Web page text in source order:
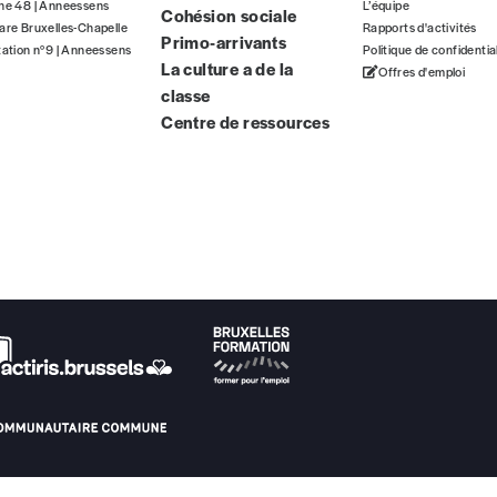
commandez au numéro.
papier ou numérique.
IBAN BE34 0010 7305 2190
moment, même après avoir reçu plusieurs numéros. Ce
Par numéro
48 | Anneessens
Bruxelles-Chapelle
n°9 | Anneessens
Cohésion sociale
Primo-arrivants
La culture a de la
classe
Centre de ressources
L’équipe
Rapports d'activités
Politique de
Offres d'emploi